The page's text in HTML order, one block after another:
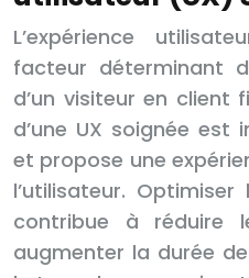
L’expérience
facteur déterminant
d’un visiteur en client
d’une UX soignée
et propose une
l’utilisateur.
contribue à réduire
augmenter la durée